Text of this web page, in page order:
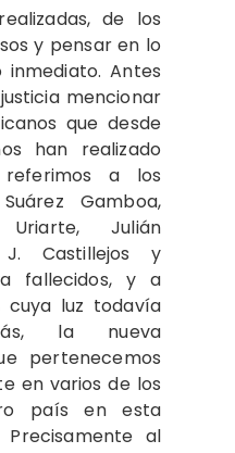
de los
y pensar en lo
Antes
mencionar
que desde
han realizado
a los
Gamboa,
Julián
J. Castillejos y
fallecidos, y a
cuya luz todavía
la nueva
pertenecemos
en varios de los
país en esta
al